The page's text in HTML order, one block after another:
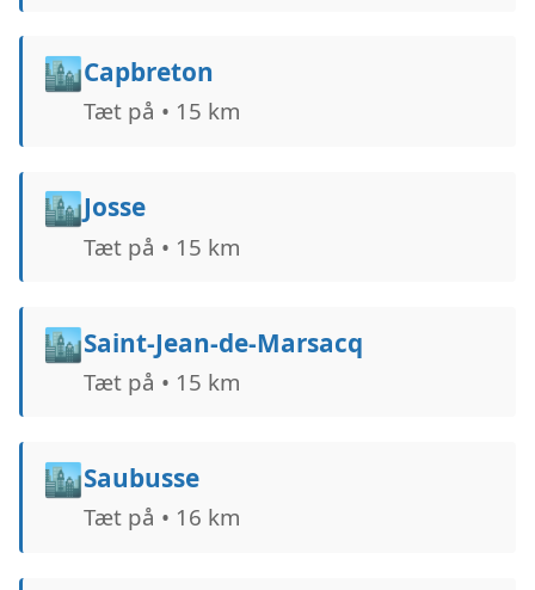
🏙️Capbreton
Tæt på • 15 km
🏙️Josse
Tæt på • 15 km
🏙️Saint-Jean-de-Marsacq
Tæt på • 15 km
🏙️Saubusse
Tæt på • 16 km